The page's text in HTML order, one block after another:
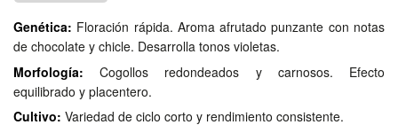
Genética: Floración rápida. Aroma afrutado punzante con notas
de chocolate y chicle. Desarrolla tonos violetas.
Morfología:
Cogollos redondeados y carnosos. Efecto
equilibrado y placentero.
Cultivo: Variedad de ciclo corto y rendimiento consistente.